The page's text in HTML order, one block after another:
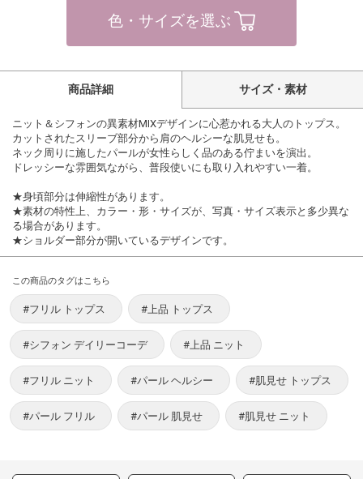
色・サイズを選ぶ
商品詳細 サイズ・素材
ニット＆シフォンの異素材MIXデザインに心惹かれる大人のトップス。
カットされたスリーブ部分から肩のヘルシーな肌見せも。
ネック周りに施したパールが女性らしく品のある佇まいを演出。
ドレッシーな雰囲気ながら、普段使いにも取り入れやすい一着。
★身頃部分は伸縮性があります。
★素材の特性上、カラー・形・サイズが、写真・サイズ表示と多少異な
る場合があります。
★ショルダー部分が開いているデザインです。
この商品のタグはこちら
#フリル トップス #上品 トップス
#シフォン デイリーコーデ #上品 ニット
#フリル ニット #パール ヘルシー #肌見せ トップス
#パール フリル #パール 肌見せ #肌見せ ニット